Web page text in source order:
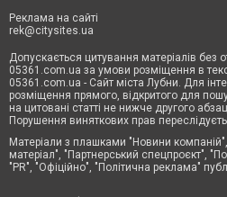
Реклама на сайті
rek@citysites.ua
Допускається цитування матеріалів без
05361.com.ua за умови розміщення в
05361.com.ua - Сайт міста Лубни. Для
розміщення прямого, відкритого для
на цитовані статті не нижче другого
Порушення виняткових прав
Матеріали з плашками "Новини
матеріал", "Партнерський спецпроєкт",
"PR", "Офіційно", "Політична реклама"